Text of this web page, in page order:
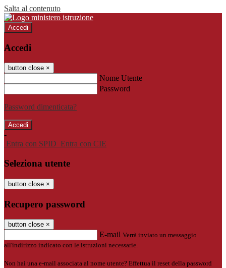
Salta al contenuto
Accedi
Accedi
button close ×
Nome Utente
Password
Password dimenticata?
-
Entra con SPID Entra con CIE
Seleziona utente
button close ×
Recupero password
button close ×
E-mail Verrà inviato un messaggio
all'indirizzo indicato con le istruzioni necessarie.
Non hai una e-mail associata al nome utente? Effettua il reset della password